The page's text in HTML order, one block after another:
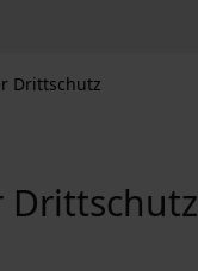
Drittschutz
Drittschutz